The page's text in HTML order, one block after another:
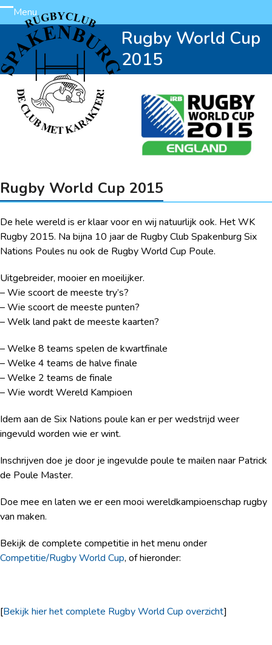
Skip
to
content
Menu
Open
mobile
menu
Close
mobile
menu
Rugby World Cup
2015
Rugby World Cup 2015
De hele wereld is er klaar voor en wij natuurlijk ook. Het WK
Rugby 2015. Na bijna 10 jaar de Rugby Club Spakenburg Six
Nations Poules nu ook de Rugby World Cup Poule.
Uitgebreider, mooier en moeilijker.
– Wie scoort de meeste try’s?
– Wie scoort de meeste punten?
– Welk land pakt de meeste kaarten?
– Welke 8 teams spelen de kwartfinale
– Welke 4 teams de halve finale
– Welke 2 teams de finale
– Wie wordt Wereld Kampioen
Idem aan de Six Nations poule kan er per wedstrijd weer
ingevuld worden wie er wint.
Inschrijven doe je door je ingevulde poule te mailen naar Patrick
de Poule Master.
Doe mee en laten we er een mooi wereldkampioenschap rugby
van maken.
Bekijk de complete competitie in het menu onder
Competitie/Rugby World Cup, of hieronder:
[Bekijk hier het complete Rugby World Cup overzicht]